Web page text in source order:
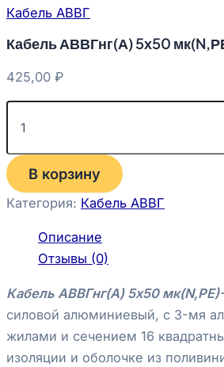
Кабель АВВГ
Кабель АВВГнг(А) 5х50
425,00 ₽
В корзину
Категория: Кабель АВВГ
Описание
Отзывы (0)
Кабель АВВГнг(А) 5х50
силовой алюминиевый, с 3-мя
жилами и сечением 16
изоляции и оболочке из